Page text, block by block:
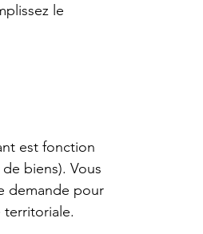
le
est fonction
biens). Vous
demande pour
territoriale.